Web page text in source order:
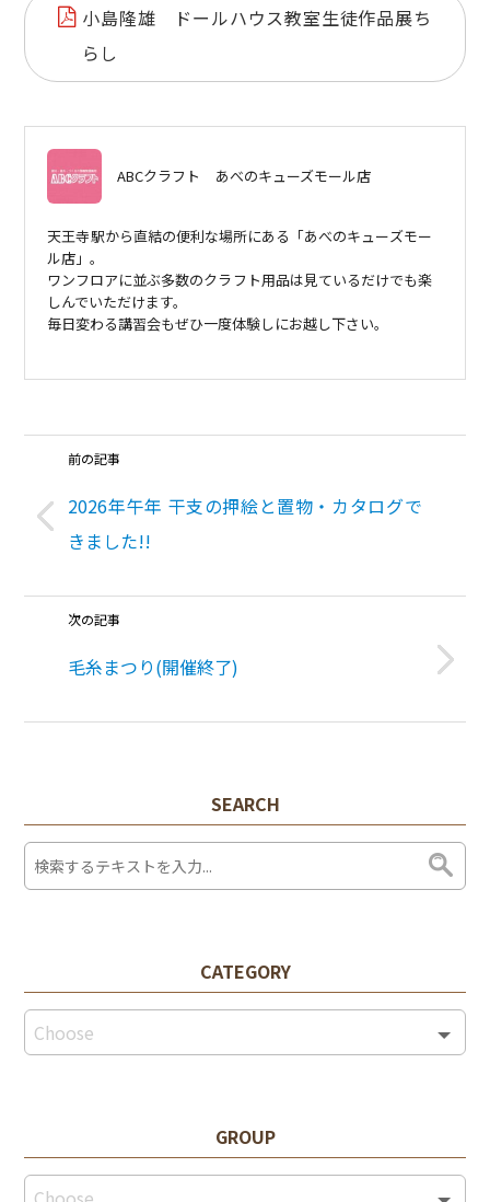
小島隆雄 ドールハウス教室生徒作品展ち
らし
ABCクラフト あべのキューズモール店
天王寺駅から直結の便利な場所にある「あべのキューズモー
ル店」。
ワンフロアに並ぶ多数のクラフト用品は見ているだけでも楽
しんでいただけます。
毎日変わる講習会もぜひ一度体験しにお越し下さい。
前の記事
2026年午年 干支の押絵と置物・カタログで
きました!!
次の記事
毛糸まつり(開催終了)
SEARCH
CATEGORY
GROUP